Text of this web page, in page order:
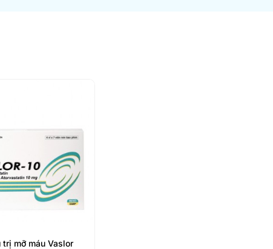
trị mỡ máu Vaslor